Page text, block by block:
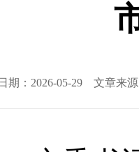
期：2026-05-29 文章来